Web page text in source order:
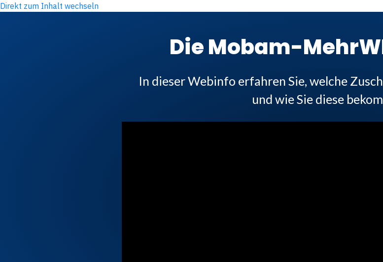
Direkt zum Inhalt wechseln
Die Mobam-
In dieser Webinfo erfahren Sie, welche
und wie Sie diese